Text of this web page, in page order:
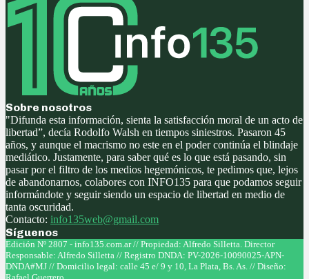
Sobre nosotros
"Difunda esta información, sienta la satisfacción moral de un acto de
libertad”, decía Rodolfo Walsh en tiempos siniestros. Pasaron 45
años, y aunque el macrismo no este en el poder continúa el blindaje
mediático. Justamente, para saber qué es lo que está pasando, sin
pasar por el filtro de los medios hegemónicos, te pedimos que, lejos
de abandonarnos, colabores con INFO135 para que podamos seguir
informándote y seguir siendo un espacio de libertad en medio de
tanta oscuridad.
Contacto: info135web@gmail.com
Síguenos
Facebook
Twitter
Instagram
Youtube
Edición Nº 2807 - info135.com.ar // Propiedad: Alfredo Silletta. Director
Responsable: Alfredo Silletta // Registro DNDA: PV-2026-10090025-APN-
DNDA#MJ // Domicilio legal: calle 45 e/ 9 y 10, La Plata, Bs. As. // Diseño: